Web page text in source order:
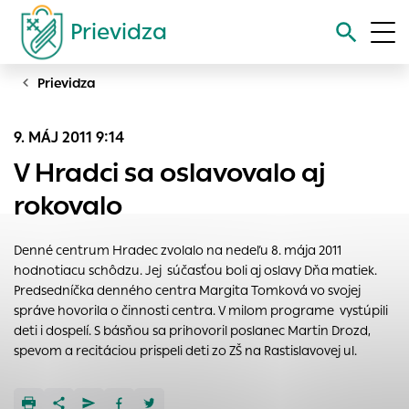
Prievidza
Vyhľadávanie
Prievidza
9. MÁJ 2011 9:14
V Hradci sa oslavovalo aj
rokovalo
Denné centrum Hradec zvolalo na nedeľu 8. mája 2011
hodnotiacu schôdzu. Jej súčasťou boli aj oslavy Dňa matiek.
Predsedníčka denného centra Margita Tomková vo svojej
správe hovorila o činnosti centra. V milom programe vystúpili
deti i dospelí. S básňou sa prihovoril poslanec Martin Drozd,
spevom a recitáciou prispeli deti zo ZŠ na Rastislavovej ul.
Nastavenie cookies
Cookies sú malé súbory, do ktorých webové stránky môžu
ukladať informácie o vašej aktivite a preferenciách.
zapamätoval Vaše prihlásenie alebo aby sa uložila Vaša
voľba v tomto okne.
Vyberte úroveň cookies, ktorú chcete povoliť
Technické cookies
Technické súbory cookie sú pre prevádzku nevyhnutné a
umožňujú základné funkcie, ako je navigácia na stránke a